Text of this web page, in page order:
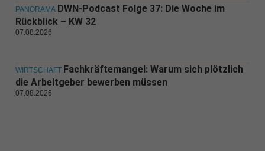
PANORAMA DWN-Podcast Folge 37: Die Woche im
Rückblick – KW 32
07.08.2026
WIRTSCHAFT Fachkräftemangel: Warum sich plötzlich
die Arbeitgeber bewerben müssen
07.08.2026